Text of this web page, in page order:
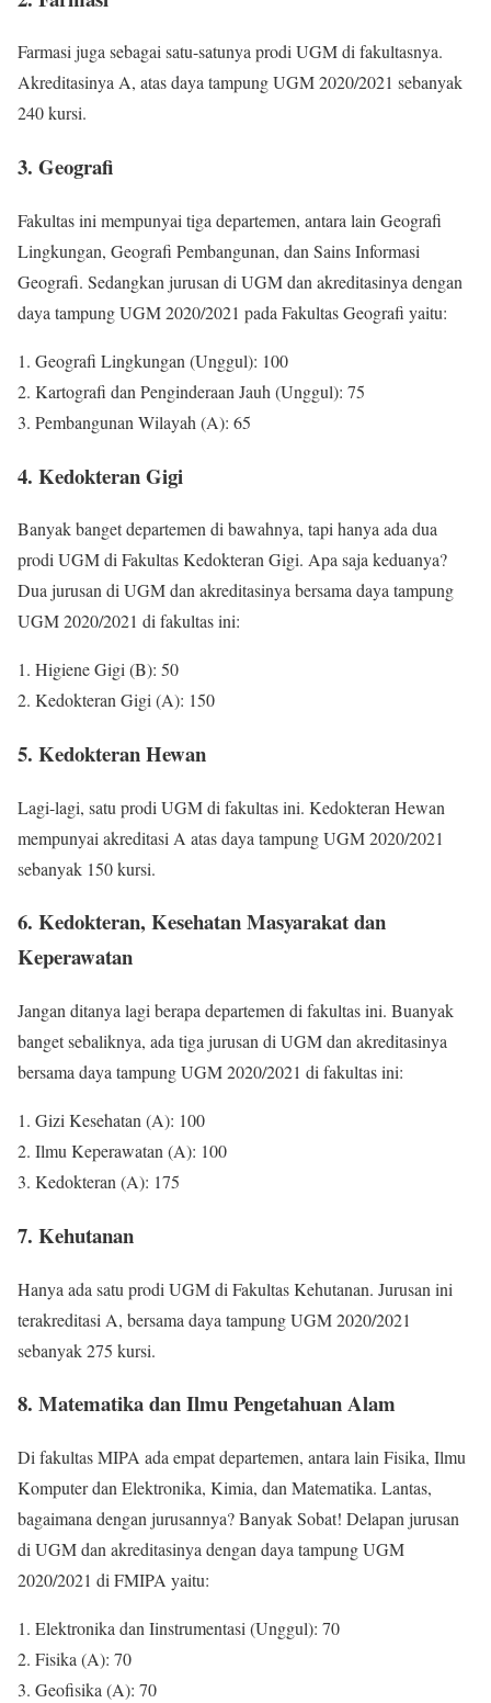
Farmasi juga sebagai satu-satunya prodi UGM di fakultasnya.
Akreditasinya A, atas daya tampung UGM 2020/2021 sebanyak
240 kursi.
3. Geografi
Fakultas ini mempunyai tiga departemen, antara lain Geografi
Lingkungan, Geografi Pembangunan, dan Sains Informasi
Geografi. Sedangkan jurusan di UGM dan akreditasinya dengan
daya tampung UGM 2020/2021 pada Fakultas Geografi yaitu:
1. Geografi Lingkungan (Unggul): 100
2. Kartografi dan Penginderaan Jauh (Unggul): 75
3. Pembangunan Wilayah (A): 65
4. Kedokteran Gigi
Banyak banget departemen di bawahnya, tapi hanya ada dua
prodi UGM di Fakultas Kedokteran Gigi. Apa saja keduanya?
Dua jurusan di UGM dan akreditasinya bersama daya tampung
UGM 2020/2021 di fakultas ini:
1. Higiene Gigi (B): 50
2. Kedokteran Gigi (A): 150
5. Kedokteran Hewan
Lagi-lagi, satu prodi UGM di fakultas ini. Kedokteran Hewan
mempunyai akreditasi A atas daya tampung UGM 2020/2021
sebanyak 150 kursi.
6. Kedokteran, Kesehatan Masyarakat dan
Keperawatan
Jangan ditanya lagi berapa departemen di fakultas ini. Buanyak
banget sebaliknya, ada tiga jurusan di UGM dan akreditasinya
bersama daya tampung UGM 2020/2021 di fakultas ini:
1. Gizi Kesehatan (A): 100
2. Ilmu Keperawatan (A): 100
3. Kedokteran (A): 175
7. Kehutanan
Hanya ada satu prodi UGM di Fakultas Kehutanan. Jurusan ini
terakreditasi A, bersama daya tampung UGM 2020/2021
sebanyak 275 kursi.
8. Matematika dan Ilmu Pengetahuan Alam
Di fakultas MIPA ada empat departemen, antara lain Fisika, Ilmu
Komputer dan Elektronika, Kimia, dan Matematika. Lantas,
bagaimana dengan jurusannya? Banyak Sobat! Delapan jurusan
di UGM dan akreditasinya dengan daya tampung UGM
2020/2021 di FMIPA yaitu:
1. Elektronika dan Iinstrumentasi (Unggul): 70
2. Fisika (A): 70
3. Geofisika (A): 70